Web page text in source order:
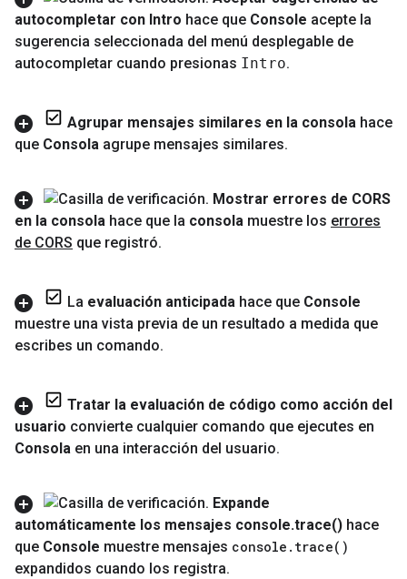
autocompletar con Intro hace que Console acepte la
sugerencia seleccionada del menú desplegable de
autocompletar cuando presionas Intro.
Agrupar mensajes similares en la consola hace
que Consola agrupe mensajes similares.
Mostrar errores de CORS
en la consola hace que la consola muestre los errores
de CORS que registró.
La evaluación anticipada hace que Console
muestre una vista previa de un resultado a medida que
escribes un comando.
Tratar la evaluación de código como acción del
usuario convierte cualquier comando que ejecutes en
Consola en una interacción del usuario.
Expande
automáticamente los mensajes console.trace() hace
que Console muestre mensajes console . trace( )
expandidos cuando los registra.